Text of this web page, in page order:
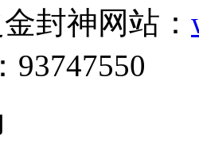
封神网站：
93747550